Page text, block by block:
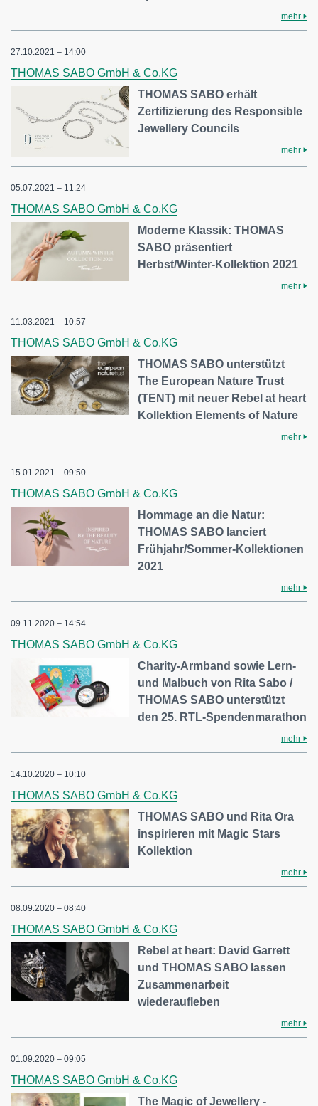
mehr
27.10.2021 – 14:00
THOMAS SABO GmbH & Co.KG
THOMAS SABO erhält
Zertifizierung des Responsible
Jewellery Councils
mehr
05.07.2021 – 11:24
THOMAS SABO GmbH & Co.KG
Moderne Klassik: THOMAS
SABO präsentiert
Herbst/Winter-Kollektion 2021
mehr
11.03.2021 – 10:57
THOMAS SABO GmbH & Co.KG
THOMAS SABO unterstützt
The European Nature Trust
(TENT) mit neuer Rebel at heart
Kollektion Elements of Nature
mehr
15.01.2021 – 09:50
THOMAS SABO GmbH & Co.KG
Hommage an die Natur:
THOMAS SABO lanciert
Frühjahr/Sommer-Kollektionen
2021
mehr
09.11.2020 – 14:54
THOMAS SABO GmbH & Co.KG
Charity-Armband sowie Lern-
und Malbuch von Rita Sabo /
THOMAS SABO unterstützt
den 25. RTL-Spendenmarathon
mehr
14.10.2020 – 10:10
THOMAS SABO GmbH & Co.KG
THOMAS SABO und Rita Ora
inspirieren mit Magic Stars
Kollektion
mehr
08.09.2020 – 08:40
THOMAS SABO GmbH & Co.KG
Rebel at heart: David Garrett
und THOMAS SABO lassen
Zusammenarbeit
wiederaufleben
mehr
01.09.2020 – 09:05
THOMAS SABO GmbH & Co.KG
The Magic of Jewellery -